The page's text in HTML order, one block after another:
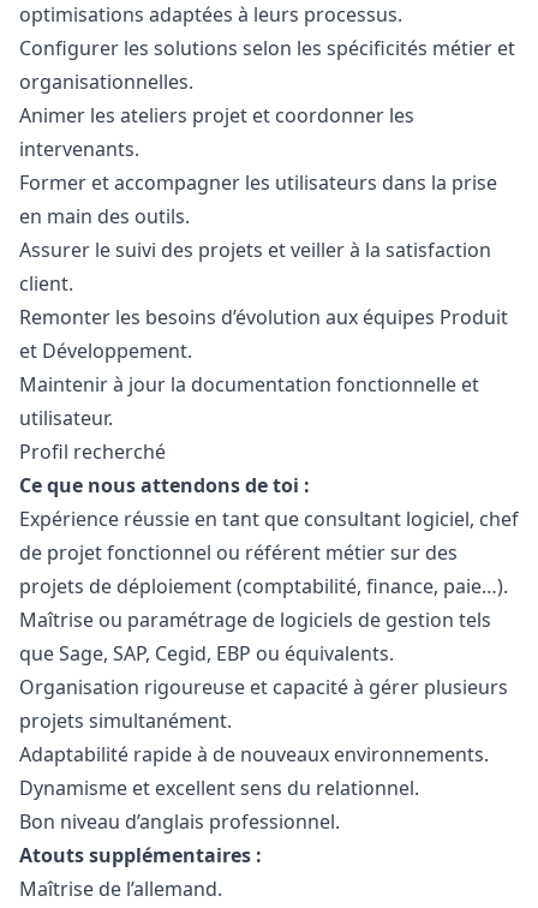
optimisations adaptées à leurs processus.
Configurer les solutions selon les spécificités métier et
organisationnelles.
Animer les ateliers projet et coordonner les
intervenants.
Former et accompagner les utilisateurs dans la prise
en main des outils.
Assurer le suivi des projets et veiller à la satisfaction
client.
Remonter les besoins d’évolution aux équipes Produit
et Développement.
Maintenir à jour la documentation fonctionnelle et
utilisateur.
Profil recherché
Ce que nous attendons de toi :
Expérience réussie en tant que consultant logiciel, chef
de projet fonctionnel ou référent métier sur des
projets de déploiement (comptabilité, finance, paie…).
Maîtrise ou paramétrage de logiciels de gestion tels
que Sage, SAP, Cegid, EBP ou équivalents.
Organisation rigoureuse et capacité à gérer plusieurs
projets simultanément.
Adaptabilité rapide à de nouveaux environnements.
Dynamisme et excellent sens du relationnel.
Bon niveau d’anglais professionnel.
Atouts supplémentaires :
Maîtrise de l’allemand.